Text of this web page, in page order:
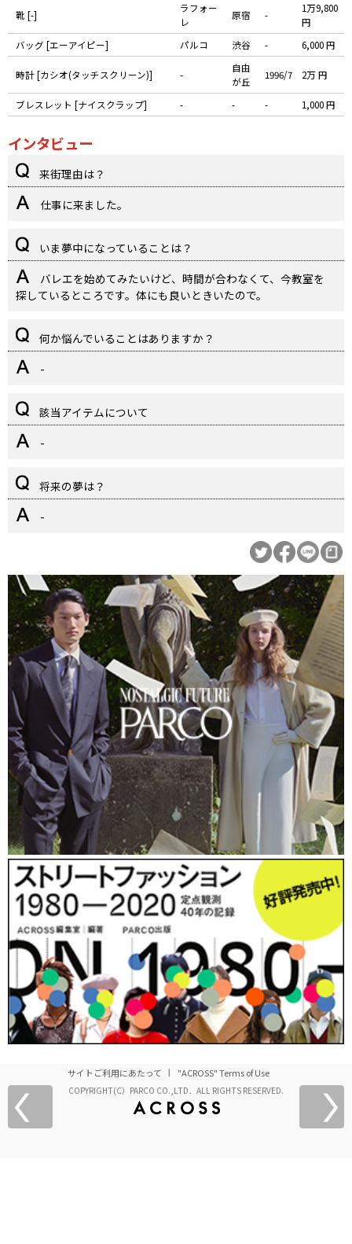
靴 [-]
ラフォー
レ
原宿 -
1万9,800
円
バッグ [エーアイピー]
パルコ 渋谷 - 6,000 円
時計 [カシオ(タッチスクリーン)] -
自由
が丘
1996/7 2万 円
ブレスレット [ナイスクラップ] - - - 1,000 円
インタビュー
来街理由は？
仕事に来ました。
いま夢中になっていることは？
バレエを始めてみたいけど、時間が合わなくて、今教室を
探しているところです。体にも良いときいたので。
何か悩んでいることはありますか？
-
該当アイテムについて
-
将来の夢は？
-
サイトご利用にあたって "ACROSS" Terms of Use
COPYRIGHT(C）PARCO CO.,LTD．ALL RIGHTS RESERVED.